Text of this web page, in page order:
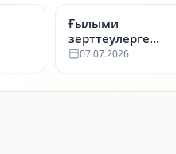
Ғылыми
зерттеулерге
арналған
07.07.2026